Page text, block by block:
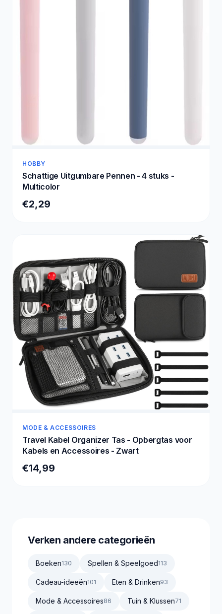
HOBBY
Schattige Uitgumbare Pennen - 4 stuks -
Multicolor
€2,29
MODE & ACCESSOIRES
Travel Kabel Organizer Tas - Opbergtas voor
Kabels en Accessoires - Zwart
€14,99
Verken andere categorieën
Boeken130 Spellen & Speelgoed113
Cadeau-ideeën101 Eten & Drinken93
Mode & Accessoires86 Tuin & Klussen71